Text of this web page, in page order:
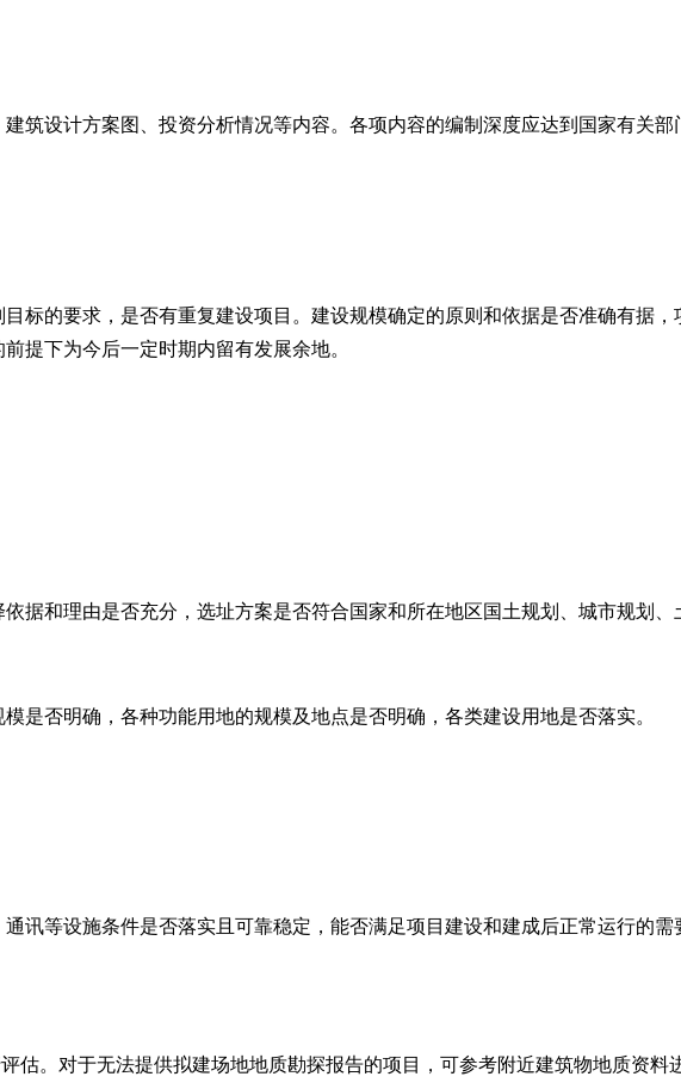
筑设计方案图、投资分析情况等内容。各项内容的编制深度应达到国家有关
标的要求，是否有重复建设项目。建设规模确定的原则和依据是否准确有据
提下为今后一定时期内留有发展余地。
据和理由是否充分，选址方案是否符合国家和所在地区国土规划、城市规划、
是否明确，各种功能用地的规模及地点是否明确，各类建设用地是否落实。
讯等设施条件是否落实且可靠稳定，能否满足项目建设和建成后正常运行的
估。对于无法提供拟建场地地质勘探报告的项目，可参考附近建筑物地质资